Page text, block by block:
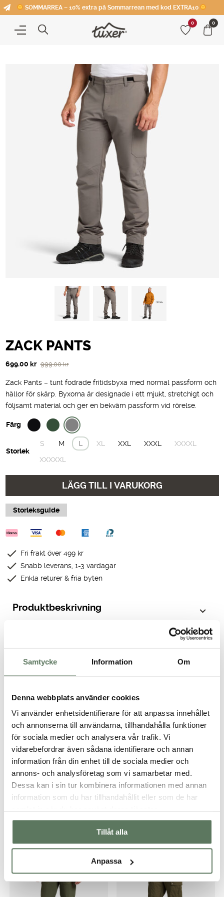
Samtycke Information Om
Denna webbplats använder cookies
Vi använder enhetsidentifierare för att anpassa innehållet
och annonserna till användarna, tillhandahålla funktioner
för sociala medier och analysera vår trafik. Vi
vidarebefordrar även sådana identifierare och annan
information från din enhet till de sociala medier och
annons- och analysföretag som vi samarbetar med.
Dessa kan i sin tur kombinera informationen med annan
information som du har tillhandahållit eller som de har
Tillåt alla
Anpassa
SOMMARREA – 10% extra på Sommarrean med kod EXTRA10
0 0
ZACK PANTS
999.00kr
Det
priset
var:
999.00 kr.
699.00 kr
Det
priset
är:
699.00 kr.
Zack Pants – tunt fodrade fritidsbyxa med normal passform och
hällor för skärp. Byxorna är designade i ett mjukt, stretchigt och
följsamt material och ger en bekväm passform vid rörelse.
Storlek
S M L XL XXL XXXL
XXXXL
XXXXXL
Färg
LÄGG TILL I VARUKORG
Storleksguide
Fri frakt över 499 kr
Snabb leverans, 1-3 vardagar
Enkla returer & fria byten
Produktbeskrivning
Du kanske också gillar …